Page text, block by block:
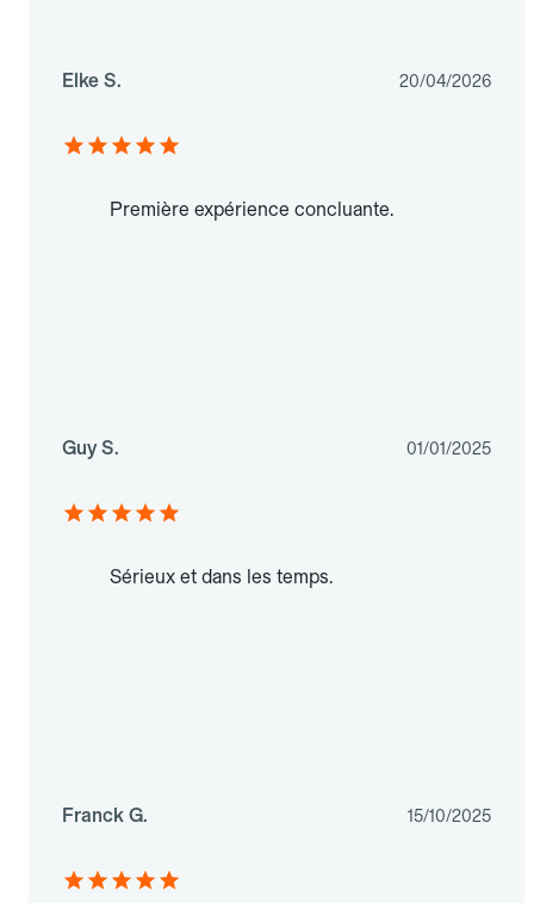
Elke S. 20/04/2026
Première expérience concluante.
Guy S. 01/01/2025
Sérieux et dans les temps.
Franck G. 15/10/2025